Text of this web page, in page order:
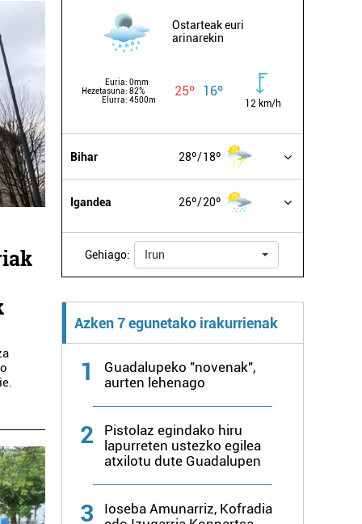
Ostarteak euri
arinarekin
Euria: 0mm
Hezetasuna: 82%
Elurra: 4500m
25º 16º
12 km/h
Bihar 28º 18º
Igandea 26º 20º
Gehiago: Irun
Azken 7 egunetako irakurrienak
1
Guadalupeko "novenak",
aurten lehenago
2
Pistolaz egindako hiru
lapurreten ustezko egilea
atxilotu dute Guadalupen
3
Ioseba Amunarriz, Kofradia